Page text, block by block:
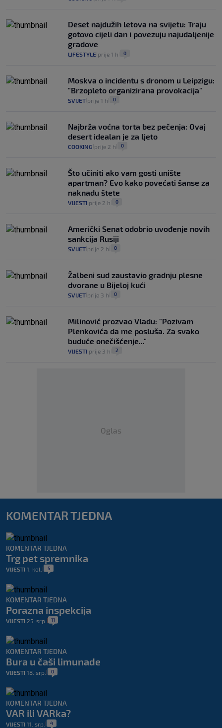
Deset najdužih letova na svijetu: Traju
gotovo cijeli dan i povezuju najudaljenije
gradove
LIFESTYLE prije 1 h 0
Moskva o incidentu s dronom u Leipzigu:
"Brzopleto organizirana provokacija"
SVIJET prije 1 h 0
Najbrža voćna torta bez pečenja: Ovaj
desert idealan je za ljeto
COOKING prije 2 h 0
Što učiniti ako vam gosti unište
apartman? Evo kako povećati šanse za
naknadu štete
VIJESTI prije 2 h 0
Američki Senat odobrio uvođenje novih
sankcija Rusiji
SVIJET prije 2 h 0
Žalbeni sud zaustavio gradnju plesne
dvorane u Bijeloj kući
SVIJET prije 3 h 0
Milinović prozvao Vladu: "Pozivam
Plenkovića da me posluša. Za svako
buduće onečišćenje..."
VIJESTI prije 3 h 2
Oglas
KOMENTAR TJEDNA
KOMENTAR TJEDNA
Trg pet spremnika
VIJESTI 1. kol. 5
KOMENTAR TJEDNA
Porazna inspekcija
VIJESTI 25. srp. 11
KOMENTAR TJEDNA
Bura u čaši limunade
VIJESTI 18. srp. 0
KOMENTAR TJEDNA
VAR ili VARka?
VIJESTI 11. srp. 4